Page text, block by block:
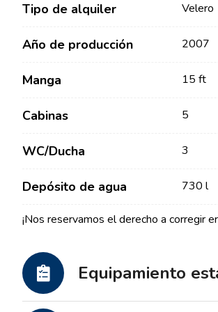
Tipo de alquiler Velero
Año de producción 2007
Manga 15 ft
Cabinas 5
WC/Ducha 3
Depósito de agua 730 l
¡Nos reservamos el derecho a corregir
Equipamiento
Contacto
Noticias / Blog
Socios
Preguntas Frecuentes
Barcos
Yates a